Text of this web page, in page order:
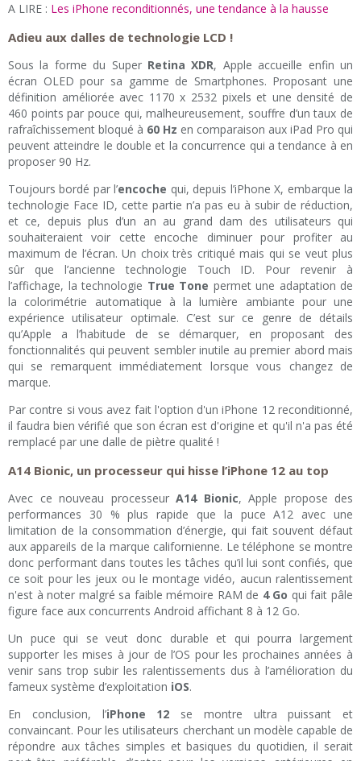
A LIRE : Les iPhone reconditionnés, une tendance à la hausse
Adieu aux dalles de technologie LCD !
Sous la forme du Super Retina XDR, Apple accueille enfin un
écran OLED pour sa gamme de Smartphones. Proposant une
définition améliorée avec 1170 x 2532 pixels et une densité de
460 points par pouce qui, malheureusement, souffre d’un taux de
rafraîchissement bloqué à 60 Hz en comparaison aux iPad Pro qui
peuvent atteindre le double et la concurrence qui a tendance à en
proposer 90 Hz.
Toujours bordé par l’encoche qui, depuis l’iPhone X, embarque la
technologie Face ID, cette partie n’a pas eu à subir de réduction,
et ce, depuis plus d’un an au grand dam des utilisateurs qui
souhaiteraient voir cette encoche diminuer pour profiter au
maximum de l’écran. Un choix très critiqué mais qui se veut plus
sûr que l’ancienne technologie Touch ID. Pour revenir à
l’affichage, la technologie True Tone permet une adaptation de
la colorimétrie automatique à la lumière ambiante pour une
expérience utilisateur optimale. C’est sur ce genre de détails
qu’Apple a l’habitude de se démarquer, en proposant des
fonctionnalités qui peuvent sembler inutile au premier abord mais
qui se remarquent immédiatement lorsque vous changez de
marque.
Par contre si vous avez fait l'option d'un iPhone 12 reconditionné,
il faudra bien vérifié que son écran est d'origine et qu'il n'a pas été
remplacé par une dalle de piètre qualité !
A14 Bionic, un processeur qui hisse l’iPhone 12 au top
Avec ce nouveau processeur A14 Bionic, Apple propose des
performances 30 % plus rapide que la puce A12 avec une
limitation de la consommation d’énergie, qui fait souvent défaut
aux appareils de la marque californienne. Le téléphone se montre
donc performant dans toutes les tâches qu’il lui sont confiés, que
ce soit pour les jeux ou le montage vidéo, aucun ralentissement
n'est à noter malgré sa faible mémoire RAM de 4 Go qui fait pâle
figure face aux concurrents Android affichant 8 à 12 Go.
Un puce qui se veut donc durable et qui pourra largement
supporter les mises à jour de l’OS pour les prochaines années à
venir sans trop subir les ralentissements dus à l’amélioration du
fameux système d’exploitation iOS.
En conclusion, l’iPhone 12 se montre ultra puissant et
convaincant. Pour les utilisateurs cherchant un modèle capable de
répondre aux tâches simples et basiques du quotidien, il serait